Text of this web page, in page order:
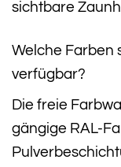
sichtbare
Welche Farben
verfügbar?
Die freie
gängige RAL-